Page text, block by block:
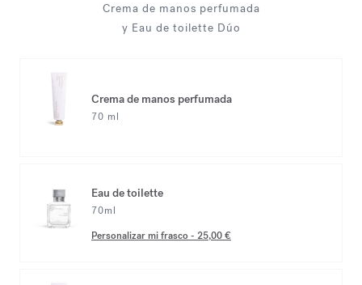
Crema de manos perfumada
y Eau de toilette Dúo
Crema de manos perfumada
70 ml
Eau de toilette
70ml
Personalizar mi frasco - 25,00 €